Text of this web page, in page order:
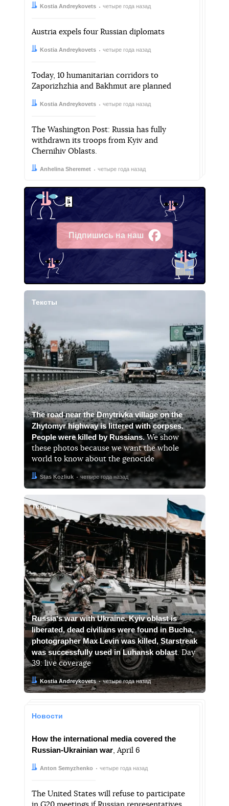
Автор:Kostia Andreykovets
Дата: четыре года назад
Austria expels four Russian diplomats
Автор:Kostia Andreykovets
Дата: четыре года назад
Today, 10 humanitarian corridors to
Zaporizhzhia and Bakhmut are planned
Автор:Kostia Andreykovets
Дата: четыре года назад
The Washington Post: Russia has fully
withdrawn its troops from Kyiv and
Chernihiv Oblasts.
Автор:
Anhelina Sheremet
Дата: четыре года назад
Підпишись на наш
Facebook
Тексты
The road near the Dmytrivka village on the
Zhytomyr highway is littered with corpses.
People were killed by Russians.We show
these photos because we want the whole
world to know about the genocide
Автор:
Stas Kozliuk
Дата: четыре года назад
Тексты
Russiaʼs war with Ukraine. Kyiv oblast is
liberated, dead civilians were found in Bucha,
photographer Max Levin was killed, Starstreak
was successfully used in Luhansk oblast. Day
39: live coverage
Автор:
Kostia Andreykovets
Дата: четыре года назад
Новости
How the international media covered the
Russian-Ukrainian war, April 6
Автор:Anton Semyzhenko
Дата: четыре года назад
The United States will refuse to participate